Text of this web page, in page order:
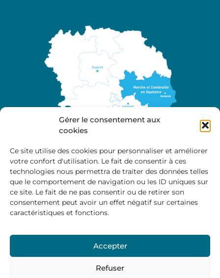
Gérer le consentement aux
cookies
Ce site utilise des cookies pour personnaliser et améliorer
votre confort d'utilisation. Le fait de consentir à ces
technologies nous permettra de traiter des données telles
que le comportement de navigation ou les ID uniques sur
ce site. Le fait de ne pas consentir ou de retirer son
consentement peut avoir un effet négatif sur certaines
caractéristiques et fonctions.
Accepter
Refuser
A propos
Site officiel de la Communauté de Communes
Marche et Combraille en Aquitaine
Horaires d’ouverture :
9:00 – 12:00 / 14:00 – 17:00
Vendredi: 9:00 – 12:00